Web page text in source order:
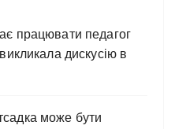
працювати педагог
дискусію в
може бути